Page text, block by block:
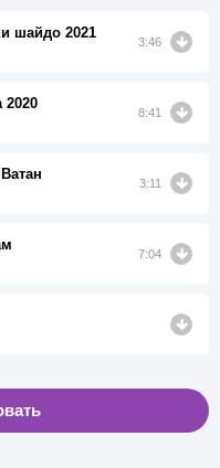
шайдо 2021
3:46
2020
8:41
3:11
7:04